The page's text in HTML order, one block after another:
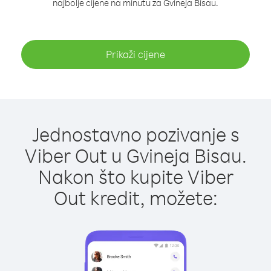
najbolje cijene na minutu za Gvineja Bisau.
Prikaži cijene
Jednostavno pozivanje s
Viber Out u Gvineja Bisau.
Nakon što kupite Viber
Out kredit, možete: